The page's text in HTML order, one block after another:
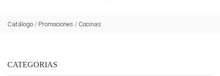
Catálogo / Promociones / Cocinas
CATEGORIAS